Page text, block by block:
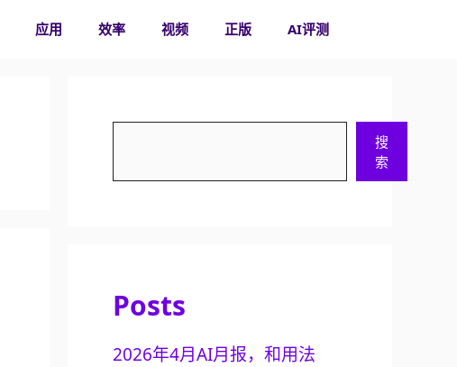
应用 效率 视频 正版 AI评测
搜
索
Posts
2026年4月AI月报，和用法